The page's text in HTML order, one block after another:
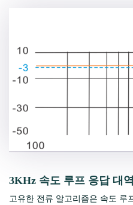
3KHz 속도 루프 응답 대
고유한 전류 알고리즘은 속도 루